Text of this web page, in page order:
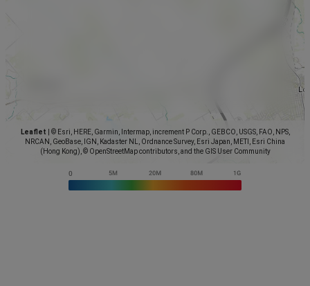
Leaflet
© Esri, HERE, Garmin, Intermap, increment P Corp., GEBCO, USGS, FAO, NPS,
NRCAN, GeoBase, IGN, Kadaster NL, Ordnance Survey, Esri Japan, METI, Esri China
(Hong Kong), © OpenStreetMap contributors, and the GIS User Community